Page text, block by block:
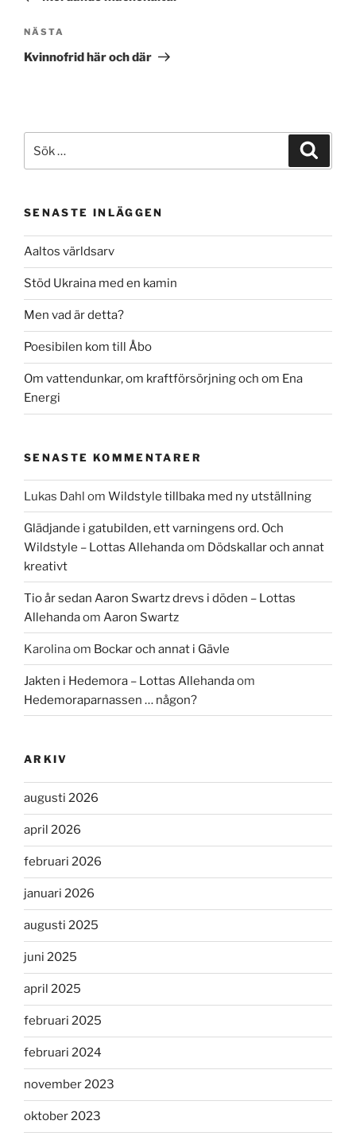
Nästa
inlägg
NÄSTA
Kvinnofrid här och där
efter:
SENASTE INLÄGGEN
Aaltos världsarv
Stöd Ukraina med en kamin
Men vad är detta?
Poesibilen kom till Åbo
Om vattendunkar, om kraftförsörjning och om Ena
Energi
SENASTE KOMMENTARER
Lukas Dahl om Wildstyle tillbaka med ny utställning
Glädjande i gatubilden, ett varningens ord. Och
Wildstyle – Lottas Allehandaom Dödskallar och annat
kreativt
Tio år sedan Aaron Swartz drevs i döden – Lottas
Allehandaom Aaron Swartz
Karolinaom Bockar och annat i Gävle
Jakten i Hedemora – Lottas Allehandaom
Hedemoraparnassen … någon?
ARKIV
augusti 2026
april 2026
februari 2026
januari 2026
augusti 2025
juni 2025
april 2025
februari 2025
februari 2024
november 2023
oktober 2023